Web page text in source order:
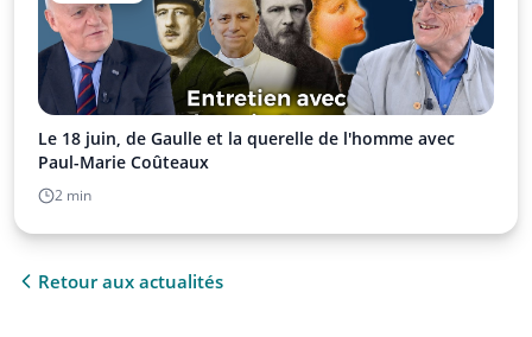
Le 18 juin, de Gaulle et la querelle de l'homme avec
Paul-Marie Coûteaux
2 min
Retour aux actualités